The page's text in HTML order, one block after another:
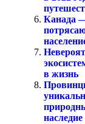
Канада
в жизнь
наследие